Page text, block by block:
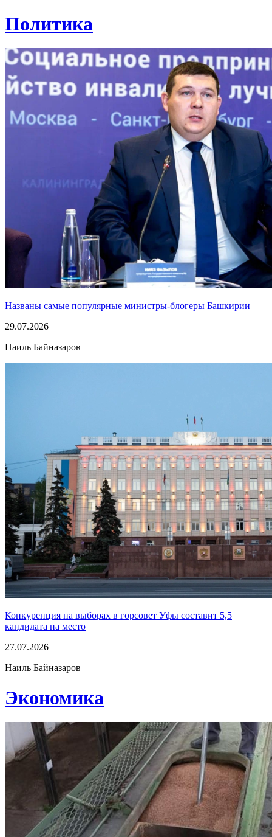
Политика
Названы самые популярные министры-блогеры Башкирии
29.07.2026
Наиль Байназаров
Конкуренция на выборах в горсовет Уфы составит 5,5
кандидата на место
27.07.2026
Наиль Байназаров
Экономика